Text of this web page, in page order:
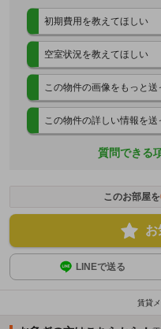
初期費用を教えてほしい
空室状況を教えてほしい
この物件の画像をもっと
この物件の詳しい情報を送
質問できる
このお部屋を
お
LINEで送る
賃貸